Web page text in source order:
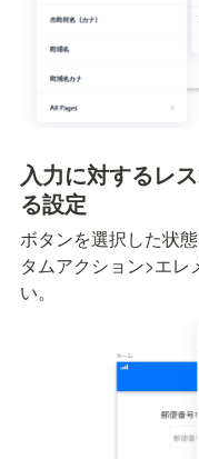
入力に対するレ
る設定
ボタンを選択した状
タムアクション>エレ
い。